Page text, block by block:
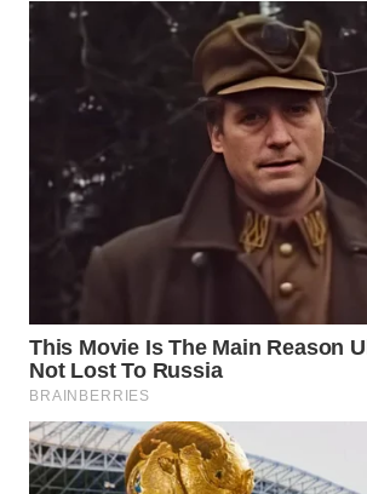
WN
TAPANULI
SERDANG
WN
TEBING
WN
PAKPAK
WN
KARAWANG